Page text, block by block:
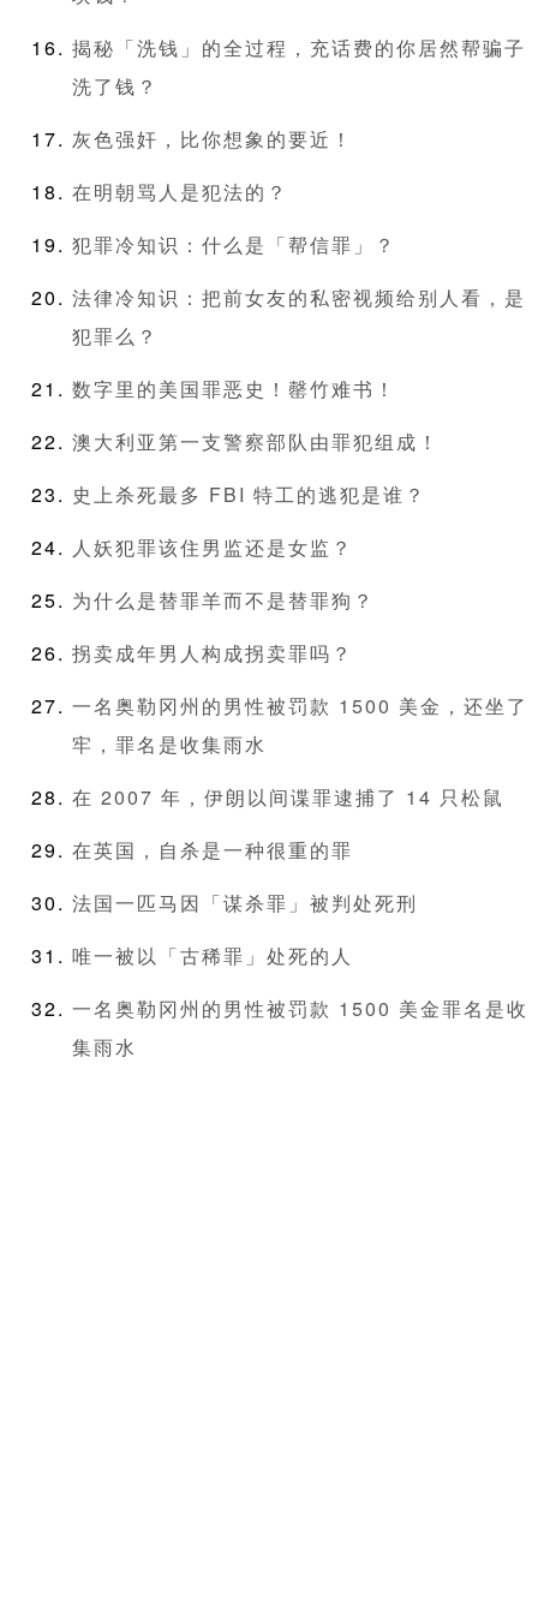
揭秘「洗钱」的全过程，充话费的你居然帮骗子
洗了钱？
灰色强奸，比你想象的要近！
在明朝骂人是犯法的？
犯罪冷知识：什么是「帮信罪」？
法律冷知识：把前女友的私密视频给别人看，是
犯罪么？
数字里的美国罪恶史！罄竹难书！
澳大利亚第一支警察部队由罪犯组成！
史上杀死最多 FBI 特工的逃犯是谁？
人妖犯罪该住男监还是女监？
为什么是替罪羊而不是替罪狗？
拐卖成年男人构成拐卖罪吗？
一名奥勒冈州的男性被罚款 1500 美金，还坐了
牢，罪名是收集雨水
在 2007 年，伊朗以间谍罪逮捕了 14 只松鼠
在英国，自杀是一种很重的罪
法国一匹马因「谋杀罪」被判处死刑
唯一被以「古稀罪」处死的人
一名奥勒冈州的男性被罚款 1500 美金罪名是收
集雨水